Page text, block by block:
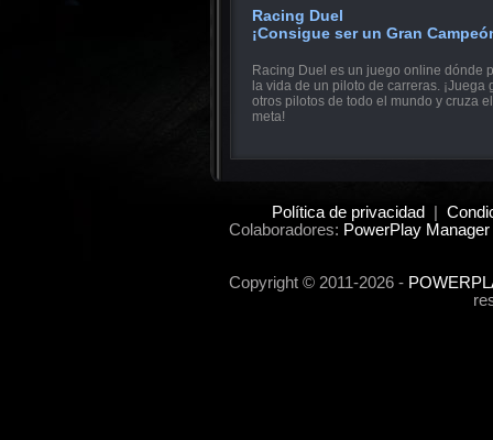
Racing Duel
¡Consigue ser un Gran
Racing Duel es un juego online dónde
la vida de un piloto de carreras. ¡Juega
otros pilotos de todo el mundo y cruza
meta!
Política de privacidad
Colaboradores: PowerPlay
Copyright © 2011-2026 -